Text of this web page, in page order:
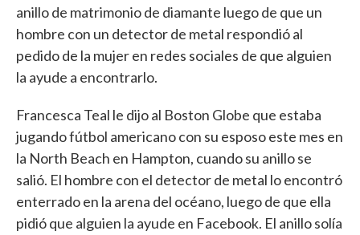
anillo de matrimonio de diamante luego de que un
hombre con un detector de metal respondió al
pedido de la mujer en redes sociales de que alguien
la ayude a encontrarlo.
Francesca Teal le dijo al Boston Globe que estaba
jugando fútbol americano con su esposo este mes en
la North Beach en Hampton, cuando su anillo se
salió. El hombre con el detector de metal lo encontró
enterrado en la arena del océano, luego de que ella
pidió que alguien la ayude en Facebook. El anillo solía